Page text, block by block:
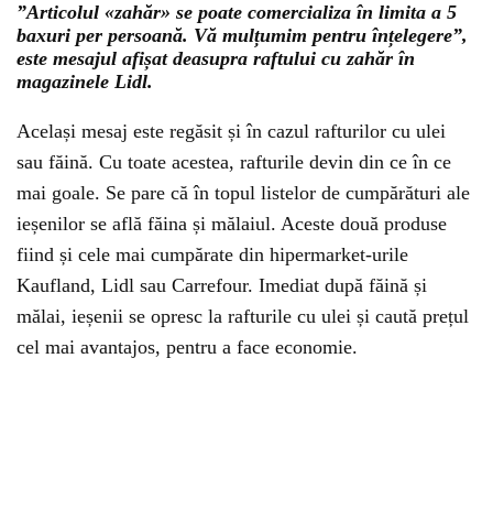
”Articolul «zahăr» se poate comercializa în limita a 5
baxuri per persoană. Vă mulțumim pentru înțelegere”,
este mesajul afișat deasupra raftului cu zahăr în
magazinele Lidl.
Același mesaj este regăsit și în cazul rafturilor cu ulei
sau făină. Cu toate acestea, rafturile devin din ce în ce
mai goale. Se pare că în topul listelor de cumpărături ale
ieșenilor se află făina și mălaiul. Aceste două produse
fiind și cele mai cumpărate din hipermarket-urile
Kaufland, Lidl sau Carrefour. Imediat după făină și
mălai, ieșenii se opresc la rafturile cu ulei și caută prețul
cel mai avantajos, pentru a face economie.